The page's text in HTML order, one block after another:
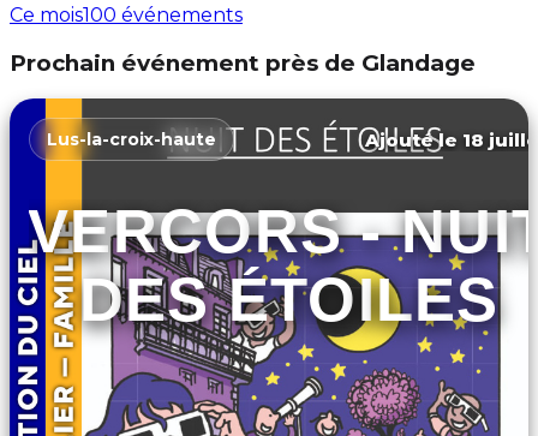
Ce mois100 événements
Prochain événement près de Glandage
Lus-la-croix-haute Ajouté le 18
VERCORS -
DES ÉTOILES